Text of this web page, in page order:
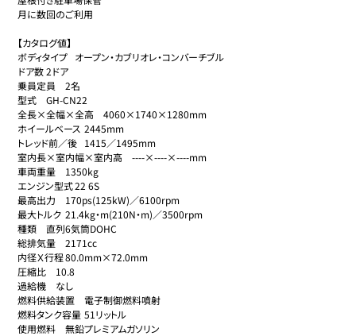
月に数回のご利用
【カタログ値】
ボディタイプ	オープン・カブリオレ・コンバーチブル
ドア数	2ドア
乗員定員	2名
型式	GH-CN22
全長×全幅×全高	4060×1740×1280mm
ホイールベース	2445mm
トレッド前／後	1415／1495mm
室内長×室内幅×室内高	----×----×----mm
車両重量	1350kg
エンジン型式	22 6S
最高出力	170ps(125kW)／6100rpm
最大トルク	21.4kg・m(210N・m)／3500rpm
種類	直列6気筒DOHC
総排気量	2171cc
内径Ｘ行程	80.0mm×72.0mm
圧縮比	10.8
過給機	なし
燃料供給装置	電子制御燃料噴射
燃料タンク容量	51リットル
使用燃料	無鉛プレミアムガソリン